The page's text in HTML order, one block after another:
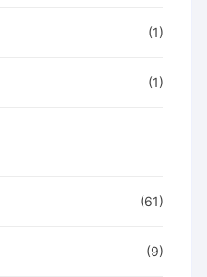
(1)
(1)
(61)
(9)